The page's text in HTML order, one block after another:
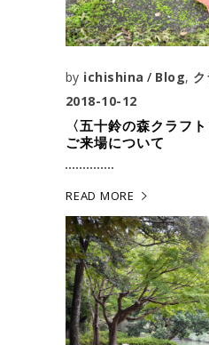
by ichishina Blog,
2018-10-12
〈五十鈴の森クラフ
ご来場について
READ MORE